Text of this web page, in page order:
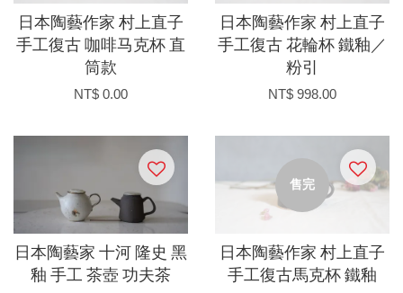
日本陶藝作家 村上直子
手工復古 咖啡马克杯 直
筒款
NT$ 0.00
日本陶藝作家 村上直子
手工復古 花輪杯 鐵釉／
粉引
NT$ 998.00
日本陶藝家 十河 隆史 黑
釉 手工 茶壺 功夫茶
售完
日本陶藝作家 村上直子
手工復古馬克杯 鐵釉